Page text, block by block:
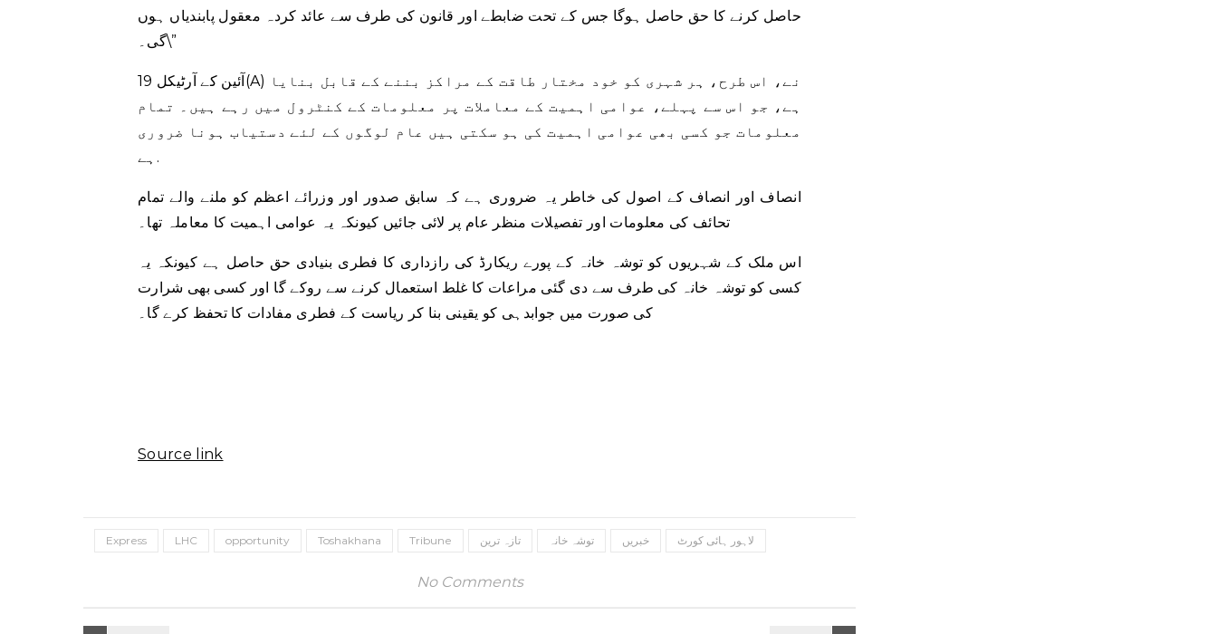
حاصل کرنے کا حق حاصل ہوگا جس کے تحت ضابطے اور قانون کی طرف سے عائد کردہ معقول پابندیاں ہوں
گی۔\”
آئین کے آرٹیکل 19(A) نے، اس طرح، ہر شہری کو خود مختار طاقت کے مراکز بننے کے قابل بنایا
ہے، جو اس سے پہلے، عوامی اہمیت کے معاملات پر معلومات کے کنٹرول میں رہے ہیں۔ تمام
معلومات جو کسی بھی عوامی اہمیت کی ہو سکتی ہیں عام لوگوں کے لئے دستیاب ہونا ضروری
ہے.
انصاف اور انصاف کے اصول کی خاطر یہ ضروری ہے کہ سابق صدور اور وزرائے اعظم کو ملنے والے تمام
تحائف کی معلومات اور تفصیلات منظر عام پر لائی جائیں کیونکہ یہ عوامی اہمیت کا معاملہ تھا۔
اس ملک کے شہریوں کو توشہ خانہ کے پورے ریکارڈ کی رازداری کا فطری بنیادی حق حاصل ہے کیونکہ یہ
کسی کو توشہ خانہ کی طرف سے دی گئی مراعات کا غلط استعمال کرنے سے روکے گا اور کسی بھی شرارت
کی صورت میں جوابدہی کو یقینی بنا کر ریاست کے فطری مفادات کا تحفظ کرے گا۔
Source link
Express LHC opportunity Toshakhana Tribune تازہ ترین توشہ خانہ خبریں لاہور ہائی کورٹ
No Comments